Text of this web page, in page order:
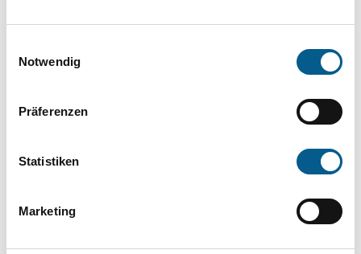
Notwendig
Präferenzen
Statistiken
Marketing
können durch die Wahl von Bereichen oder
Suchen